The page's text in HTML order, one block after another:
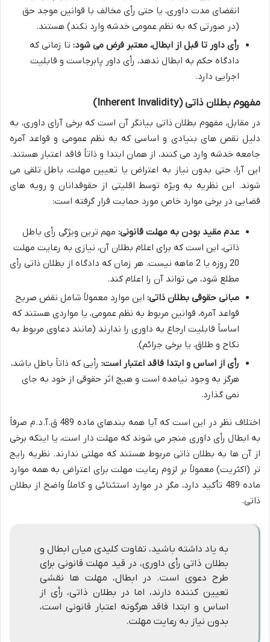
انقضای مدت داوری، یا حتی رأی مخالف با قوانین موجد حق
(در صورتی که به نظم عمومی خدشه وارد نکند) هستند.
رأی داور تا قبل از ابطال، معتبر فرض می شود: تا زمانی که
دادگاه حکم به ابطال ندهد، رأی داور پابرجاست و قابلیت
اجرایی دارد.
مفهوم بطلان ذاتی (Inherent Invalidity)
در مقابل، مفهوم بطلان ذاتی بیانگر آن است که برخی آرای داوری، به
دلیل نقص های بنیادی و اساسی که به نظم عمومی و قواعد آمره
جامعه خدشه وارد می کنند، از همان ابتدا و ذاتاً فاقد اعتبار هستند.
این آرا، حتی بدون نیاز به اعتراض یا تعیین مهلت، باطل تلقی می
شوند. این نظریه به ویژه توسط اقلیتی از حقوقدانان و رویه های
قضایی در برخی موارد خاص مورد حمایت قرار گرفته است:
عدم مقید بودن به مهلت قانونی: مهم ترین ویژگی رأی باطل
ذاتی، این است که برای اعلام بطلان آن، نیازی به رعایت مهلت
20 روزه یا 2 ماهه نیست. هر زمان که دادگاه از بطلان ذاتی رأی
مطلع شود، می تواند آن را اعلام کند.
مبانی حقوقی بطلان ذاتی: این موارد معمولاً شامل نقض صریح
قواعد آمره، قوانین مربوط به نظم عمومی، یا مواردی هستند که
اساساً قابلیت ارجاع به داوری را ندارند (مانند دعاوی مربوط به
نکاح و طلاق، یا برخی جرائم).
رأی از اساس و ابتدا فاقد اعتبار است: رأیی که ذاتاً باطل باشد،
هرگز به وجود نیامده است و هیچ اثر حقوقی از خود به جای
نمی گذارد.
اختلاف نظر در این است که آیا همه بندهای ماده 489 ق.آ.د.م صرفاً
به ابطال رأی داوری منجر می شوند که مهلت دار است، یا اینکه برخی
از آن ها به بطلان ذاتی مربوط هستند که مهلتی ندارند. نظریه رایج
تر (اکثریت) معمولاً بر لزوم رعایت مهلت برای اعتراض به همه موارد
ماده 489 تأکید دارد، مگر در موارد استثنائی و کاملاً واضح از بطلان
ذاتی.
به یاد داشته باشید، تفاوت کلیدی میان ابطال و
بطلان ذاتی رأی داوری، در قید مهلت قانونی برای
طرح دعوی است. در ابطال، مهلت ها نقشی
تعیین کننده دارند، اما در بطلان ذاتی، رأی از
اساس و ابتدا فاقد هرگونه اعتبار قانونی است،
بدون نیاز به رعایت مهلت.